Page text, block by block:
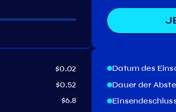
$0.02
$0.52
$6.8
Datum des
Dauer der